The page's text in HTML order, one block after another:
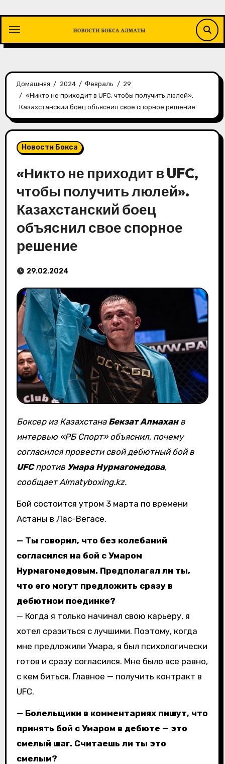
содержимому
Домашняя 2024 Февраль
29
«Никто не приходит в UFC, чтобы получить люлей».
Казахстанский боец объяснил свое спорное решение
Новости Бокса
«Никто не приходит в UFC,
чтобы получить люлей».
Казахстанский боец
объяснил свое спорное
решение
29.02.2024
Боксер из Казахстана Бекзат Алмаханв
интервью «РБ Спорт» объяснил, почему
согласился провести свой дебютный бой в
UFCпротив Умара Нурмагомедова,
сообщает Almatyboxing.kz.
Бой состоится утром 3 марта по времени
Астаны в Лас-Вегасе.
— Ты говорил, что без колебаний
согласился на бой с Умаром
Нурмагомедовым. Предполагал ли ты,
что его могут предложить сразу в
дебютном поединке?
— Когда я только начинал свою карьеру, я
хотел сразиться с лучшими. Поэтому, когда
мне предложили Умара, я был психологически
готов и сразу согласился. Мне было все равно,
с кем биться. Главное — получить контракт в
UFC.
— Болельщики в комментариях пишут, что
принять бой с Умаром в дебюте — это
смелый шаг. Считаешь ли ты это
смелым?